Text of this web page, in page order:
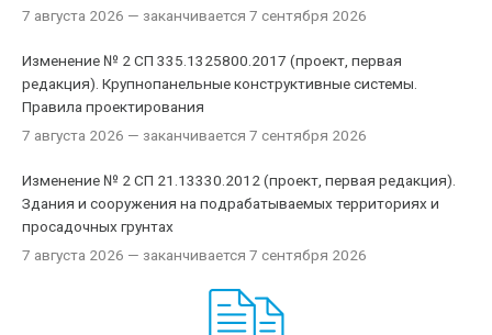
7 августа 2026 — заканчивается 7 сентября 2026
Изменение № 2 СП 335.1325800.2017 (проект, первая
редакция). Крупнопанельные конструктивные системы.
Правила проектирования
7 августа 2026 — заканчивается 7 сентября 2026
Изменение № 2 СП 21.13330.2012 (проект, первая редакция).
Здания и сооружения на подрабатываемых территориях и
просадочных грунтах
7 августа 2026 — заканчивается 7 сентября 2026